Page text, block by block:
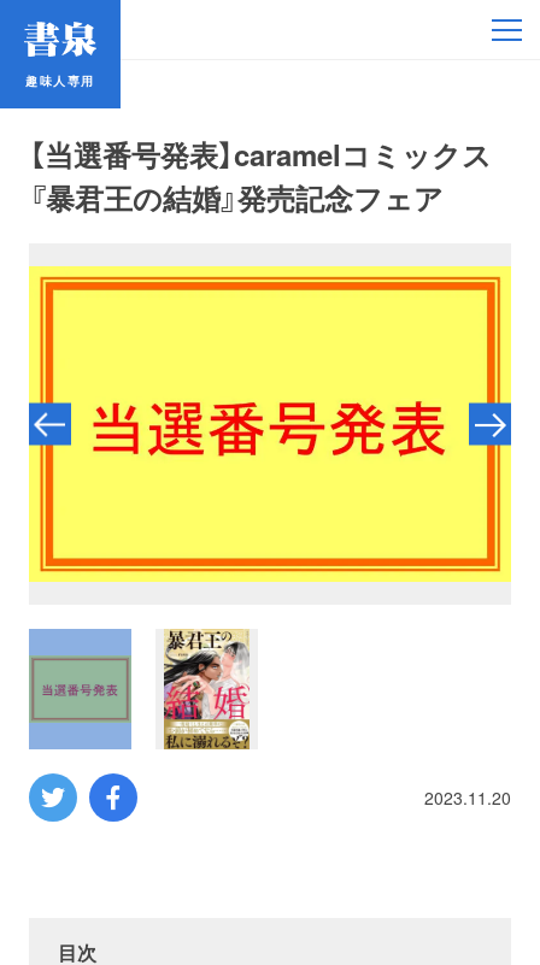
趣味人専用
【当選番号発表】caramelコミックス
『暴君王の結婚』発売記念フェア
2023.11.20
目次
趣味人専用
アイドル
コミック・ラノベ
プロレス
数学
コンピューター
ミリタリー